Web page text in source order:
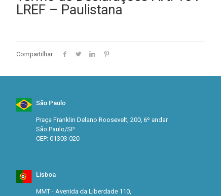
LREF – Paulistana
Compartilhar
São Paulo
Praça Franklin Delano Roosevelt, 200, 6º andar
São Paulo/SP
CEP: 01303-020
Lisboa
MMT - Avenida da Liberdade 110,